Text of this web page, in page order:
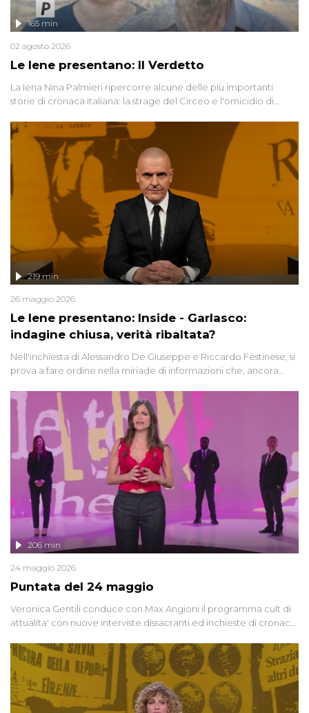
Le Iene presentano: Il Verdetto
165 min
02 agosto 2026
La Iena Nina Palmieri ripercorre alcune delle più importanti
storie di cronaca italiana: la strage del Circeo e l'omicidio di
Le Iene presentano: Inside - Garlasco:
indagine chiusa, verità ribaltata?
219 min
26 maggio 2026
Nell'inchiesta di Alessandro De Giuseppe e Riccardo Festinese, si
prova a fare ordine nella miriade di informazioni che, ancora
giudiziarie più discusse degli ultimi anni. Lo speciale ricostruisce la
vicenda mettendo in fila testimonianze, errori, dettagli
controversi e i protagonisti di un'indagine che sembra non avere
fine.
Puntata del 24 maggio
206 min
24 maggio 2026
Veronica Gentili conduce con Max Angioni il programma cult di
attualita' con nuove interviste dissacranti ed inchieste di cronaca